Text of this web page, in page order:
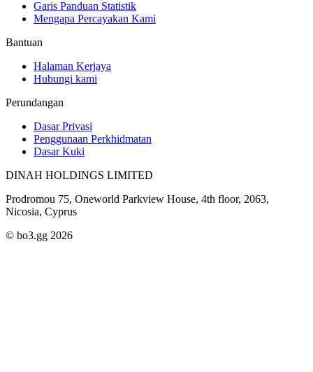
Garis Panduan Statistik
Mengapa Percayakan Kami
Bantuan
Halaman Kerjaya
Hubungi kami
Perundangan
Dasar Privasi
Penggunaan Perkhidmatan
Dasar Kuki
DINAH HOLDINGS LIMITED
Prodromou 75, Oneworld Parkview House, 4th floor, 2063,
Nicosia, Cyprus
© bo3.gg 2026